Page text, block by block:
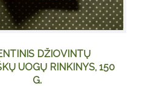
DŽIOVINTŲ
UOGŲ RINKINYS, 150
G.